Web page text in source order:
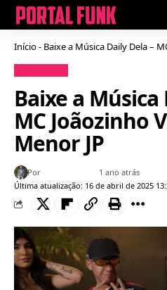
Início- Baixe a Música Daily Dela –
Baixe a Música
MC Joãozinho
Menor JP
Última atualização: 16 de abril de 2025
Por 1 ano atrás